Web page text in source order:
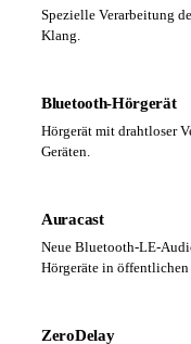
Spezielle Verarbeitung
Klang.
Bluetooth-Hörgerät
Hörgerät mit drahtloser
Geräten.
Auracast
Neue Bluetooth-LE-
Hörgeräte in öffentlichen
ZeroDelay